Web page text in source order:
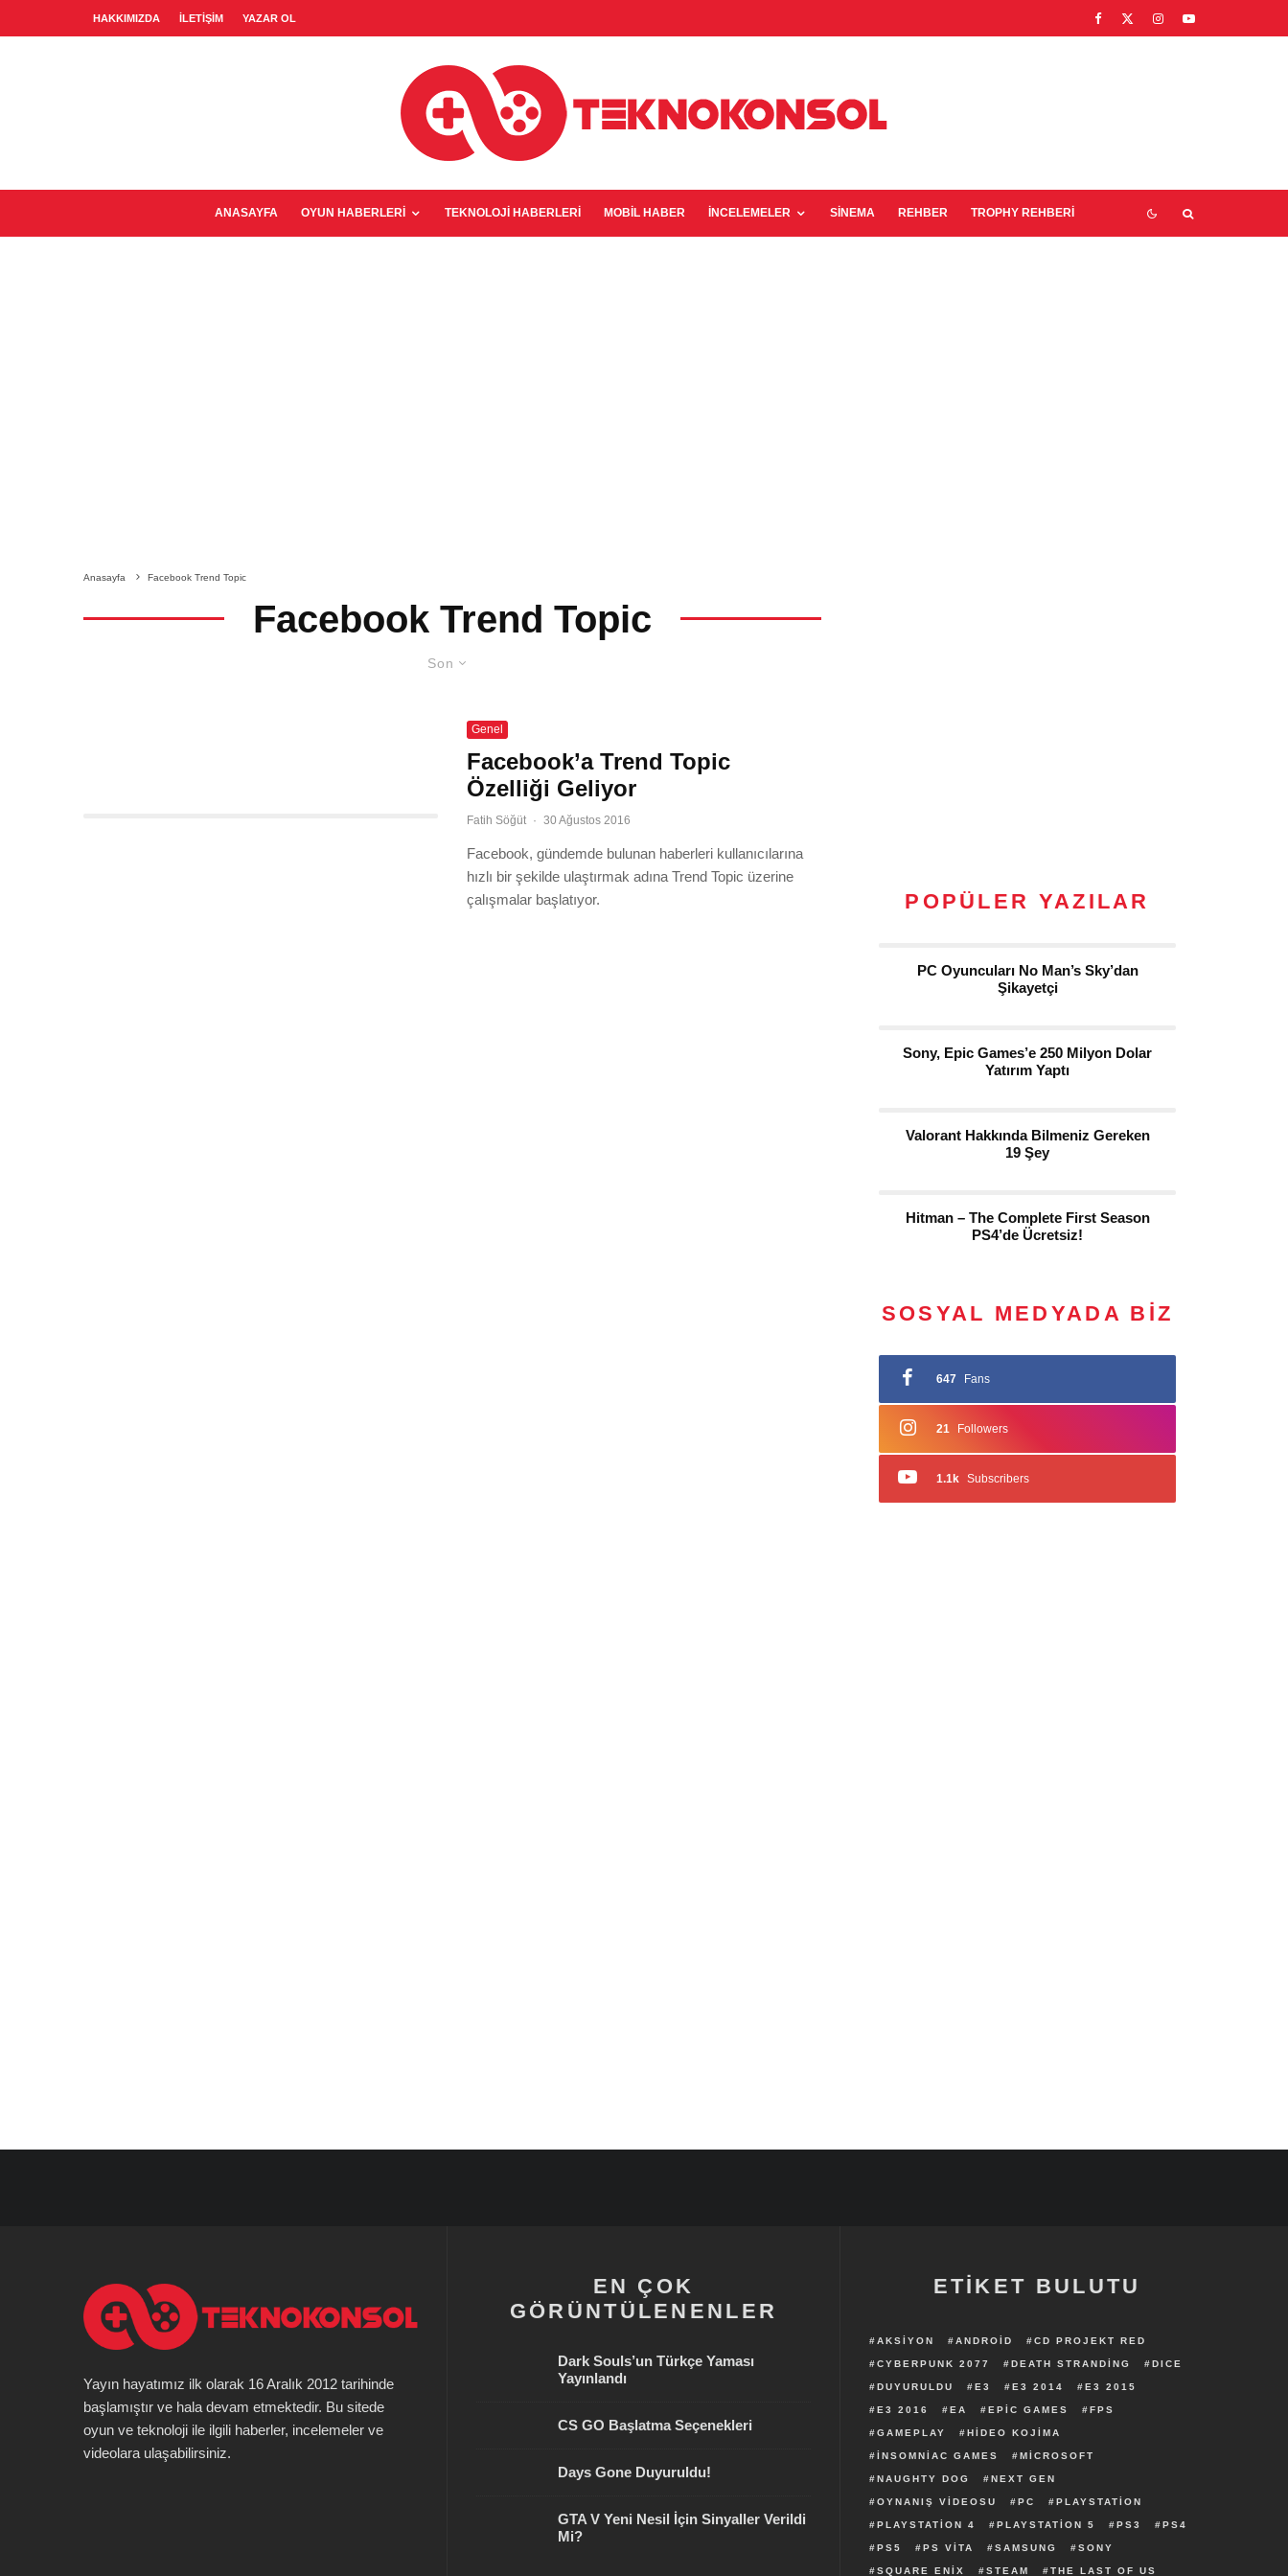
HAKKIMIZDA İLETIŞIM YAZAR OL
ANASAYFA OYUN HABERLERI TEKNOLOJI HABERLERI MOBIL HABER İNCELEMELER SINEMA REHBER TROPHY REHBERI
Anasayfa Facebook Trend Topic
Facebook Trend Topic
Son
Genel
Facebook’a Trend Topic
Özelliği Geliyor
Fatih Söğüt · 30 Ağustos 2016
Facebook, gündemde bulunan haberleri kullanıcılarına
hızlı bir şekilde ulaştırmak adına Trend Topic üzerine
çalışmalar başlatıyor.
POPÜLER YAZILAR
PC Oyuncuları No Man’s Sky’dan
Şikayetçi
Sony, Epic Games’e 250 Milyon Dolar
Yatırım Yaptı
Valorant Hakkında Bilmeniz Gereken
19 Şey
Hitman – The Complete First Season
PS4’de Ücretsiz!
SOSYAL MEDYADA BIZ
647 Fans
21 Followers
1.1k Subscribers
Yayın hayatımız ilk olarak 16 Aralık 2012 tarihinde
başlamıştır ve hala devam etmektedir. Bu sitede
oyun ve teknoloji ile ilgili haberler, incelemeler ve
videolara ulaşabilirsiniz.
EN ÇOK
GÖRÜNTÜLENENLER
Dark Souls’un Türkçe Yaması
Yayınlandı
CS GO Başlatma Seçenekleri
Days Gone Duyuruldu!
GTA V Yeni Nesil İçin Sinyaller Verildi
Mi?
ETİKET BULUTU
AKSIYON ANDROID CD PROJEKT RED
CYBERPUNK 2077 DEATH STRANDING DICE
DUYURULDU E3 E3 2014 E3 2015
E3 2016 EA EPIC GAMES FPS
GAMEPLAY HIDEO KOJIMA
INSOMNIAC GAMES MICROSOFT
NAUGHTY DOG NEXT GEN
OYNANIŞ VIDEOSU PC PLAYSTATION
PLAYSTATION 4 PLAYSTATION 5 PS3 PS4
PS5 PS VITA SAMSUNG SONY
SQUARE ENIX STEAM THE LAST OF US